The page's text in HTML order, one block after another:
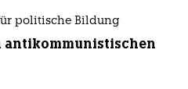
politische Bildung
antikommunistischen